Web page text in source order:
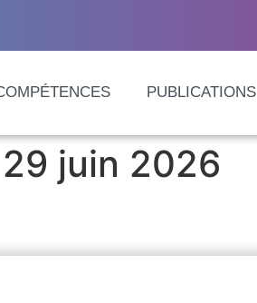
PUBLICATIONS
juin 2026